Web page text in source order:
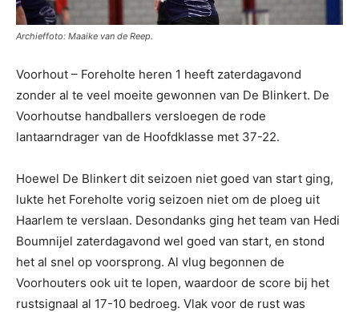
Archieffoto: Maaike van de Reep.
Voorhout – Foreholte heren 1 heeft zaterdagavond
zonder al te veel moeite gewonnen van De Blinkert. De
Voorhoutse handballers versloegen de rode
lantaarndrager van de Hoofdklasse met 37-22.
Hoewel De Blinkert dit seizoen niet goed van start ging,
lukte het Foreholte vorig seizoen niet om de ploeg uit
Haarlem te verslaan. Desondanks ging het team van Hedi
Boumnijel zaterdagavond wel goed van start, en stond
het al snel op voorsprong. Al vlug begonnen de
Voorhouters ook uit te lopen, waardoor de score bij het
rustsignaal al 17-10 bedroeg. Vlak voor de rust was